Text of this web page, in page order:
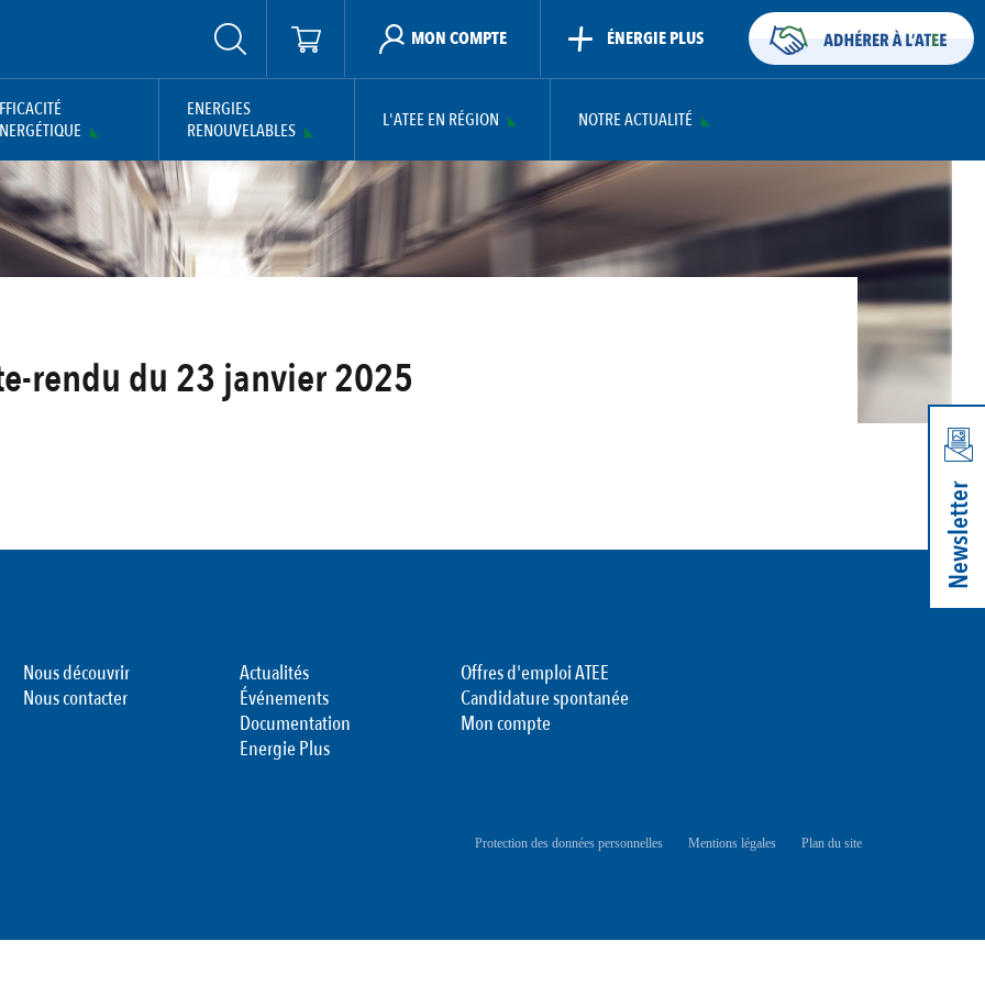
MON COMPTE ÉNERGIE PLUS
ENERGIES
RENOUVELABLES
L'ATEE EN RÉGION NOTRE ACTUALITÉ
rendu du 23 janvier 2025
Newsletter
Nous découvrir
Nous contacter
Actualités
Événements
Documentation
Energie Plus
Offres d'emploi ATEE
Candidature spontanée
Mon compte
MENU
Protection des données personnelles Mentions légales Plan du site